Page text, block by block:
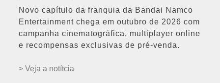
Novo capítulo da franquia da Bandai Namco
Entertainment chega em outubro de 2026 com
campanha cinematográfica, multiplayer online
e recompensas exclusivas de pré-venda.
> Veja a notítcia